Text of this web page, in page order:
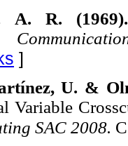
A. R.
]
U. &
Variable
SAC 2008.